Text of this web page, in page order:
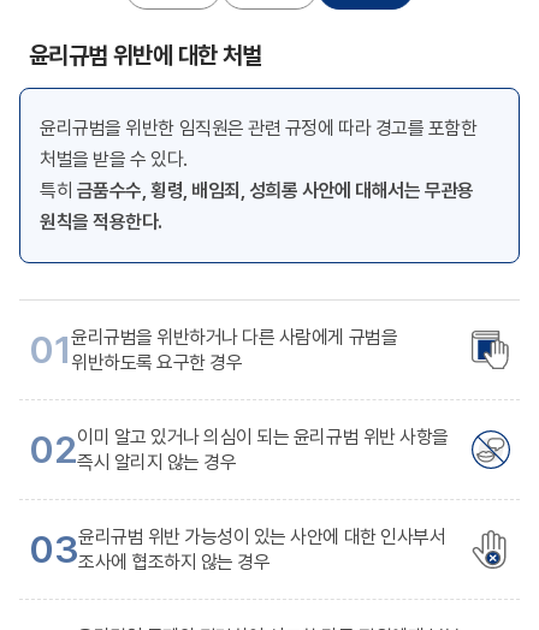
윤리규범 위반에 대한 처벌
윤리규범을 위반한 임직원은 관련 규정에 따라 경고를 포함한
처벌을 받을 수 있다.
특히 금품수수, 횡령, 배임죄, 성희롱 사안에 대해서는 무관용
원칙을 적용한다.
01윤리규범을 위반하거나 다른 사람에게 규범을
위반하도록 요구한 경우
02이미 알고 있거나 의심이 되는 윤리규범 위반 사항을
즉시 알리지 않는 경우
03윤리규범 위반 가능성이 있는 사안에 대한 인사부서
조사에 협조하지 않는 경우